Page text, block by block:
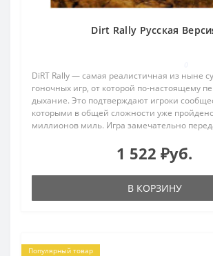
Dirt Rally Русская
DiRT Rally — самая реалистичная из ныне
гоночных игр, от которой по-настоящему
дыхание. Это подтверждают игроки
которыми в общей сложности уже
миллионов миль. Игра замечательно
1 522 ₽уб.
В КОРЗИНУ
Популярный товар